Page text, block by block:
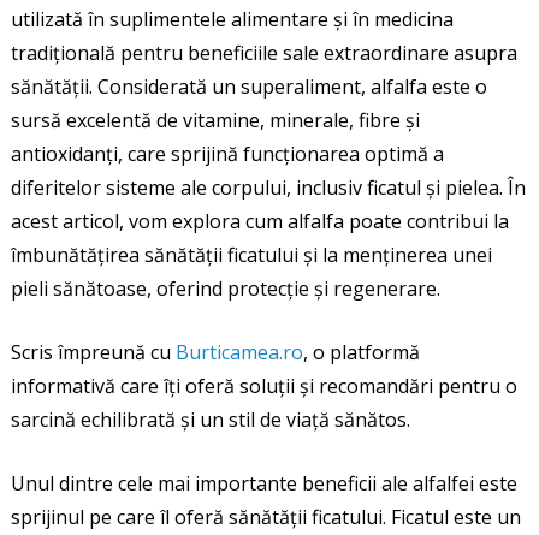
utilizată în suplimentele alimentare și în medicina
tradițională pentru beneficiile sale extraordinare asupra
sănătății. Considerată un superaliment, alfalfa este o
sursă excelentă de vitamine, minerale, fibre și
antioxidanți, care sprijină funcționarea optimă a
diferitelor sisteme ale corpului, inclusiv ficatul și pielea. În
acest articol, vom explora cum alfalfa poate contribui la
îmbunătățirea sănătății ficatului și la menținerea unei
pieli sănătoase, oferind protecție și regenerare.
Scris împreună cu Burticamea.ro, o platformă
informativă care îți oferă soluții și recomandări pentru o
sarcină echilibrată și un stil de viață sănătos.
Unul dintre cele mai importante beneficii ale alfalfei este
sprijinul pe care îl oferă sănătății ficatului. Ficatul este un